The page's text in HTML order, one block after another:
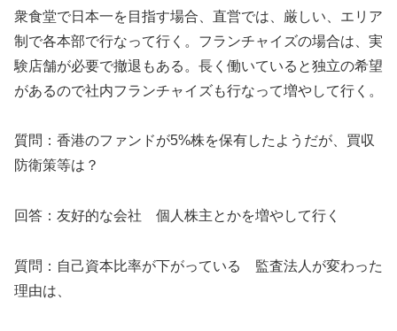
衆食堂で日本一を目指す場合、直営では、厳しい、エリア
制で各本部で行なって行く。フランチャイズの場合は、実
験店舗が必要で撤退もある。長く働いていると独立の希望
があるので社内フランチャイズも行なって増やして行く。
質問： 香港のファンドが5%株を保有したようだが、買収
防衛策等は？
回答： 友好的な会社 個人株主とかを増やして行く
質問： 自己資本比率が下がっている 監査法人が変わった
理由は、